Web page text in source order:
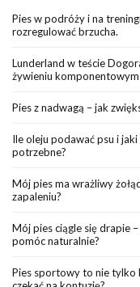
Pies w podróży i na
rozregulować brzucha.
Lunderland w teście
żywieniu
Pies z nadwagą – jak
Ile oleju podawać psu i
potrzebne?
Mój pies ma wrażliwy
zapaleniu?
Mój pies ciągle się drapie
pomóc naturalnie?
Pies sportowy to nie tylko